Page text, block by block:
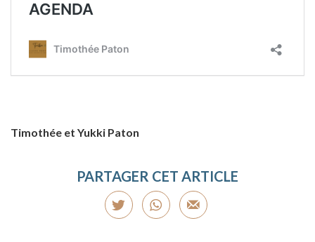
Timothée et Yukki Paton
PARTAGER CET ARTICLE